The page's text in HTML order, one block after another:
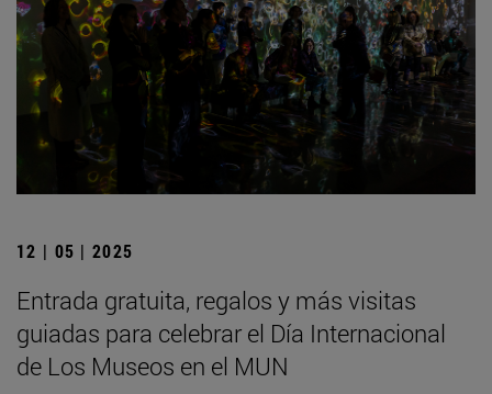
12 | 05 | 2025
Entrada gratuita, regalos y más visitas
guiadas para celebrar el Día Internacional
de Los Museos en el MUN